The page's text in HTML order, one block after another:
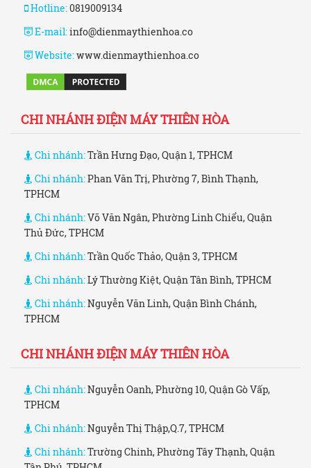
Hotline:0819009134
E-mail:info@dienmaythienhoa.co
Website:www.dienmaythienhoa.co
CHI NHÁNH ĐIỆN MÁY THIÊN HÒA
Chi nhánh:Trần Hưng Đạo, Quận 1, TPHCM
Chi nhánh:Phan Văn Trị, Phường 7, Bình Thạnh,
TPHCM
Chi nhánh:Võ Văn Ngân, Phường Linh Chiểu, Quận
Thủ Đức, TPHCM
Chi nhánh:Trần Quốc Thảo, Quận 3, TPHCM
Chi nhánh:Lý Thường Kiệt, Quận Tân Bình, TPHCM
Chi nhánh:Nguyễn Văn Linh, Quận Bình Chánh,
TPHCM
CHI NHÁNH ĐIỆN MÁY THIÊN HÒA
Chi nhánh:Nguyễn Oanh, Phường 10, Quận Gò Vấp,
TPHCM
Chi nhánh:Nguyễn Thị Thập,Q.7, TPHCM
Chi nhánh:Trường Chinh, Phường Tây Thạnh, Quận